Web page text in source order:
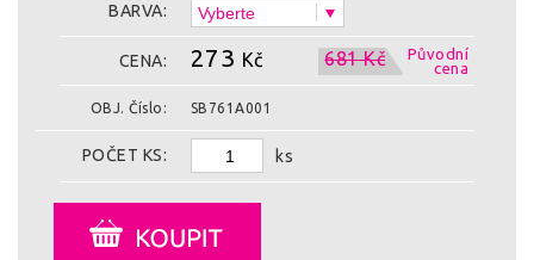
BARVA:
CENA: 273 Kč 681Kč
Původní
cena
OBJ. Číslo: SB761A001
POČET KS: ks